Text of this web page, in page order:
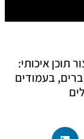
תוכן איכותי:
בעמודים